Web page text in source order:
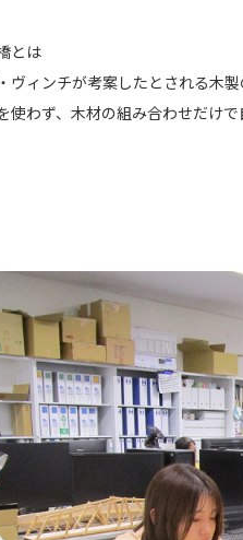
とは
ヴィンチが考案したとされる木製
使わず、木材の組み合わせだけで